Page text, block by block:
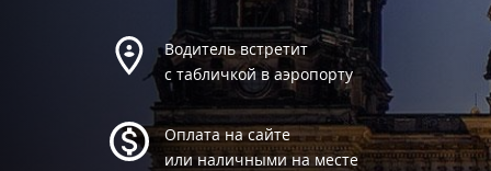
Водитель встретит
с табличкой в аэропорту
Оплата на сайте
или наличными на месте